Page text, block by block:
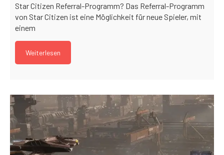
Star Citizen Referral-Programm? Das Referral-Programm
von Star Citizen ist eine Möglichkeit für neue Spieler, mit
einem
Weiterlesen